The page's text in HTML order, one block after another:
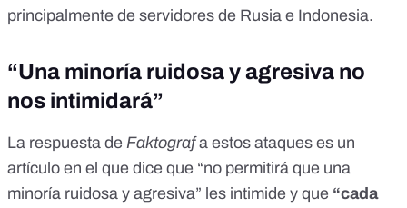
principalmente de servidores de Rusia e Indonesia.
“Una minoría ruidosa y agresiva no
nos intimidará”
La respuesta de Faktografa estos ataques es un
artículo en el que dice que “no permitirá que una
minoría ruidosa y agresiva” les intimide y que “cada